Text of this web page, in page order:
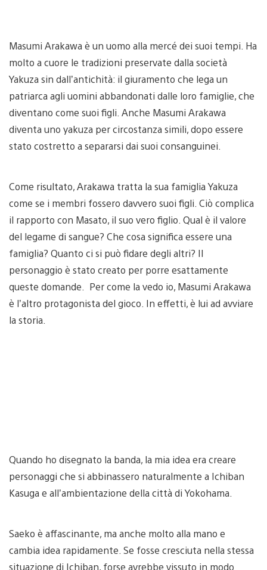
Masumi Arakawa è un uomo alla mercé dei suoi tempi. Ha
molto a cuore le tradizioni preservate dalla società
Yakuza sin dall’antichità: il giuramento che lega un
patriarca agli uomini abbandonati dalle loro famiglie, che
diventano come suoi figli. Anche Masumi Arakawa
diventa uno yakuza per circostanza simili, dopo essere
stato costretto a separarsi dai suoi consanguinei.
Come risultato, Arakawa tratta la sua famiglia Yakuza
come se i membri fossero davvero suoi figli. Ciò complica
il rapporto con Masato, il suo vero figlio. Qual è il valore
del legame di sangue? Che cosa significa essere una
famiglia? Quanto ci si può fidare degli altri? Il
personaggio è stato creato per porre esattamente
queste domande. Per come la vedo io, Masumi Arakawa
è l’altro protagonista del gioco. In effetti, è lui ad avviare
la storia.
Quando ho disegnato la banda, la mia idea era creare
personaggi che si abbinassero naturalmente a Ichiban
Kasuga e all’ambientazione della città di Yokohama.
Saeko è affascinante, ma anche molto alla mano e
cambia idea rapidamente. Se fosse cresciuta nella stessa
situazione di Ichiban, forse avrebbe vissuto in modo